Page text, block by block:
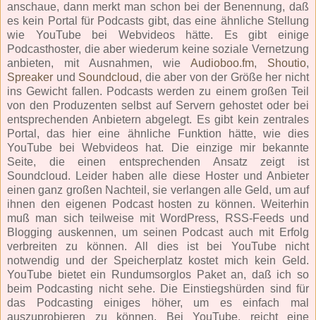
anschaue, dann merkt man schon bei der Benennung, daß
es kein Portal für Podcasts gibt, das eine ähnliche Stellung
wie YouTube bei Webvideos hätte. Es gibt einige
Podcasthoster, die aber wiederum keine soziale Vernetzung
anbieten, mit Ausnahmen, wie Audioboo.fm, Shoutio,
Spreaker und Soundcloud, die aber von der Größe her nicht
ins Gewicht fallen. Podcasts werden zu einem großen Teil
von den Produzenten selbst auf Servern gehostet oder bei
entsprechenden Anbietern abgelegt. Es gibt kein zentrales
Portal, das hier eine ähnliche Funktion hätte, wie dies
YouTube bei Webvideos hat. Die einzige mir bekannte
Seite, die einen entsprechenden Ansatz zeigt ist
Soundcloud. Leider haben alle diese Hoster und Anbieter
einen ganz großen Nachteil, sie verlangen alle Geld, um auf
ihnen den eigenen Podcast hosten zu können. Weiterhin
muß man sich teilweise mit WordPress, RSS-Feeds und
Blogging auskennen, um seinen Podcast auch mit Erfolg
verbreiten zu können. All dies ist bei YouTube nicht
notwendig und der Speicherplatz kostet mich kein Geld.
YouTube bietet ein Rundumsorglos Paket an, daß ich so
beim Podcasting nicht sehe. Die Einstiegshürden sind für
das Podcasting einiges höher, um es einfach mal
auszuprobieren zu können. Bei YouTube, reicht eine